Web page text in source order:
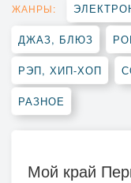
ЖАНРЫ:
ДЖАЗ, БЛЮЗ
РЭП, ХИП-ХОП
РАЗНОЕ
Мой край